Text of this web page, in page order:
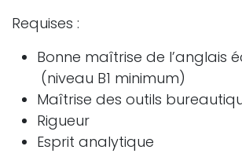
Requises :
Bonne maîtrise de l’anglais
(niveau B1 minimum)
Maîtrise des outils
Rigueur
Esprit analytique